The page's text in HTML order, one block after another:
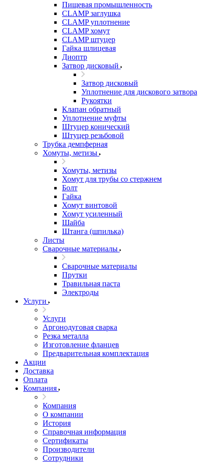
Пищевая промышленность
CLAMP заглушка
CLAMP уплотнение
CLAMP хомут
CLAMP штуцер
Гайка шлицевая
Диоптр
Затвор дисковый
Затвор дисковый
Уплотнение для дискового затвора
Рукоятки
Клапан обратный
Уплотнение муфты
Штуцер конический
Штуцер резьбовой
Трубка демпферная
Хомуты, метизы
Хомуты, метизы
Хомут для трубы со стержнем
Болт
Гайка
Хомут винтовой
Хомут усиленный
Шайба
Штанга (шпилька)
Листы
Сварочные материалы
Сварочные материалы
Прутки
Травильная паста
Электроды
Услуги
Услуги
Аргонодуговая сварка
Резка металла
Изготовление фланцев
Предварительная комплектация
Акции
Доставка
Оплата
Компания
Компания
О компании
История
Справочная информация
Сертификаты
Производители
Сотрудники